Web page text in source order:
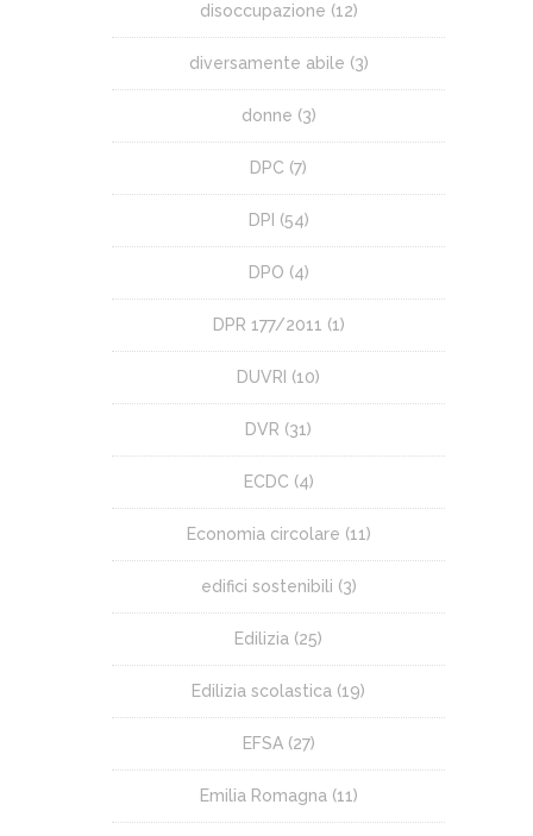
disoccupazione (12)
diversamente abile (3)
donne (3)
DPC (7)
DPI (54)
DPO (4)
DPR 177/2011 (1)
DUVRI (10)
DVR (31)
ECDC (4)
Economia circolare (11)
edifici sostenibili (3)
Edilizia (25)
Edilizia scolastica (19)
EFSA(27)
Emilia Romagna (11)